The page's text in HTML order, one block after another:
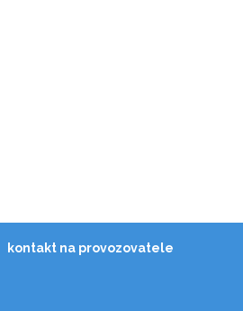
kontakt na provozovatele